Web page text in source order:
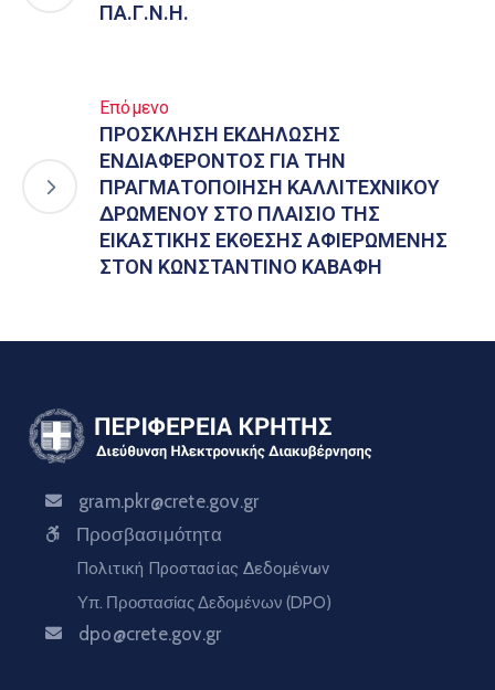
ΠΑ.Γ.Ν.Η.
Επόμενο
ΠΡΟΣΚΛΗΣΗ ΕΚΔΗΛΩΣΗΣ
ΕΝΔΙΑΦΕΡΟΝΤΟΣ ΓΙΑ ΤΗN
ΠΡΑΓΜΑΤΟΠΟΙΗΣΗ ΚΑΛΛΙΤΕΧΝΙΚΟΥ
ΔΡΩΜΕΝΟΥ ΣΤΟ ΠΛΑΙΣΙΟ ΤΗΣ
ΕΙΚΑΣΤΙΚΗΣ ΕΚΘΕΣΗΣ ΑΦΙΕΡΩΜΕΝΗΣ
ΣΤΟΝ ΚΩΝΣΤΑΝΤΙΝΟ ΚΑΒΑΦΗ
gram.pkr@crete.gov.gr
Προσβασιμότητα
Πολιτική Προστασίας Δεδομένων
Υπ. Προστασίας Δεδομένων (DPO)
dpo@crete.gov.gr